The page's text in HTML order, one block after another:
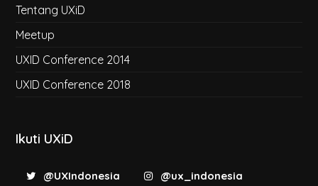
Tentang UXiD
Meetup
UXID Conference 2014
UXID Conference 2018
Ikuti UXiD
@UXIndonesia @ux_indonesia